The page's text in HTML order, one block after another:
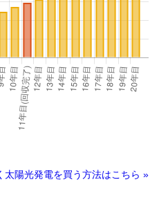
太陽光発電を買う方法はこちら »